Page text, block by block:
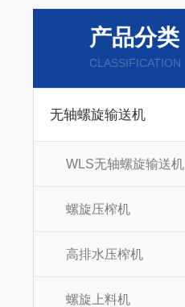
产品分类
CLASSIFICATION
无轴螺旋输送机
WLS无轴螺旋输送机
螺旋压榨机
高排水压榨机
螺旋上料机